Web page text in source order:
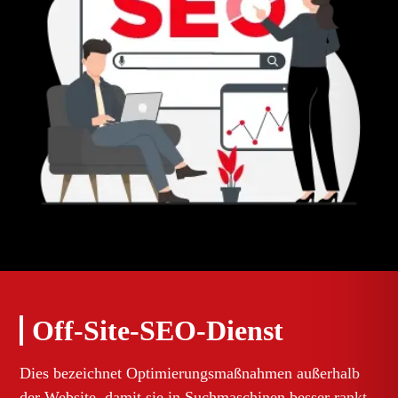
Off-Site-SEO-Dienst
Dies bezeichnet Optimierungsmaßnahmen außerhalb